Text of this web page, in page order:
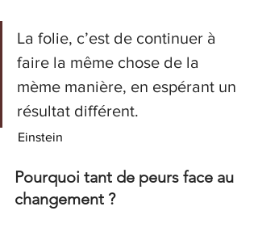
La folie, c’est de continuer à
faire la même chose de la
mème manière, en espérant un
résultat différent.
Einstein
Pourquoi tant de peurs face au
changement ?